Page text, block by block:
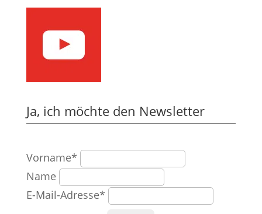
Ja, ich möchte den Newsletter
Vorname*
Name
E-Mail-Adresse*